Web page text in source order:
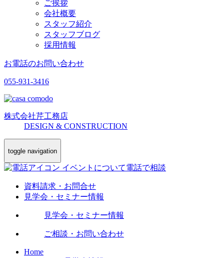
ご挨拶
会社概要
スタッフ紹介
スタッフブログ
採用情報
お電話のお問い合わせ
055-931-3416
株式会社芹工務店
DESIGN & CONSTRUCTION
toggle navigation
イベントについて電話で相談
資料請求・お問合せ
見学会・セミナー情報
見学会・セミナー情報
ご相談・お問い合わせ
Home